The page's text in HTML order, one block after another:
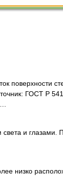
поверхности
ГОСТ Р
и глазами.
низко